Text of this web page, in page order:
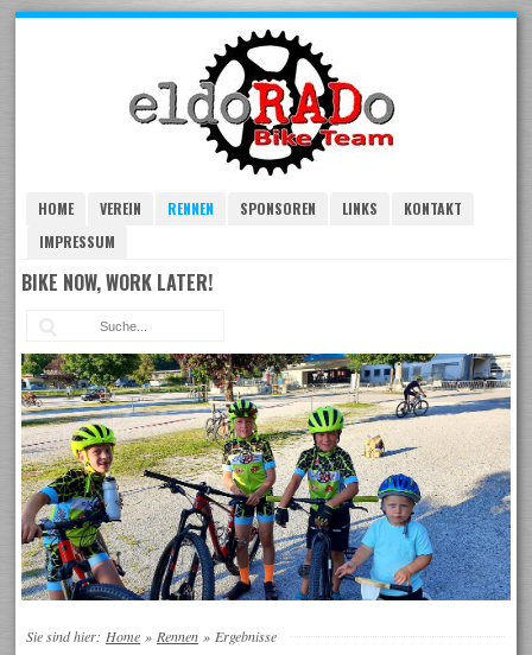
HOME VEREIN RENNEN SPONSOREN LINKS
KONTAKT
IMPRESSUM
BIKE NOW, WORK LATER!
Sie sind hier: Home » Rennen » Ergebnisse